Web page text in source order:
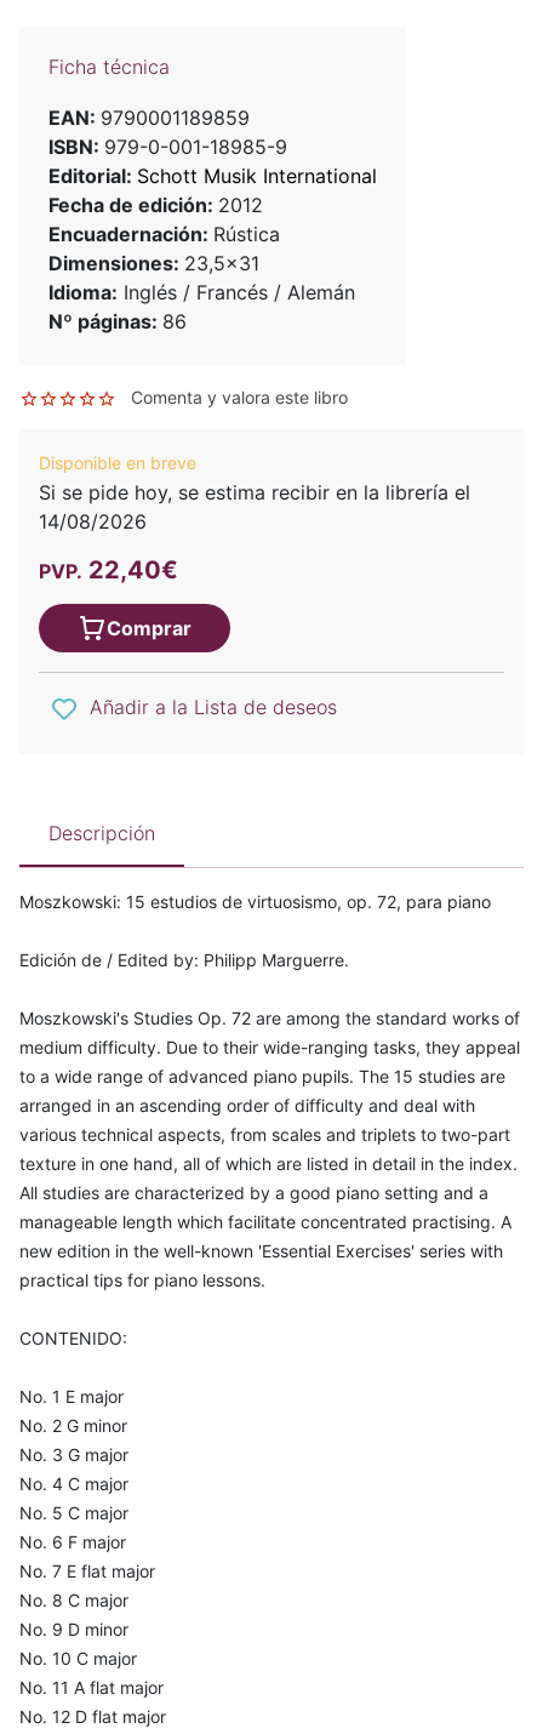
Ficha técnica
EAN: 9790001189859
ISBN: 979-0-001-18985-9
Editorial: Schott Musik International
Fecha de edición: 2012
Encuadernación: Rústica
Dimensiones: 23,5x31
Idioma: Inglés / Francés / Alemán
Nº páginas: 86
Comenta y valora este libro
Disponible en breve
Si se pide hoy, se estima recibir en la librería el
14/08/2026
PVP. 22,40€
Comprar
Añadir a la Lista de deseos
Descripción
Moszkowski: 15 estudios de virtuosismo, op. 72, para piano
Edición de / Edited by: Philipp Marguerre.
Moszkowski's Studies Op. 72 are among the standard works of
medium difficulty. Due to their wide-ranging tasks, they appeal
to a wide range of advanced piano pupils. The 15 studies are
arranged in an ascending order of difficulty and deal with
various technical aspects, from scales and triplets to two-part
texture in one hand, all of which are listed in detail in the index.
All studies are characterized by a good piano setting and a
manageable length which facilitate concentrated practising. A
new edition in the well-known 'Essential Exercises' series with
practical tips for piano lessons.
CONTENIDO:
No. 1 E major
No. 2 G minor
No. 3 G major
No. 4 C major
No. 5 C major
No. 6 F major
No. 7 E flat major
No. 8 C major
No. 9 D minor
No. 10 C major
No. 11 A flat major
No. 12 D flat major